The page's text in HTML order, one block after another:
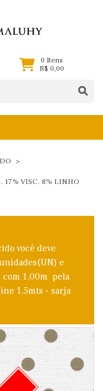
0 Itens
R$ 0,00
17% VISC. 8% LINHO
você deve
e
1,00m pela
1,5mts - sarja